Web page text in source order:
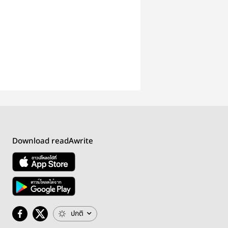
Download readAwrite
ปกติ